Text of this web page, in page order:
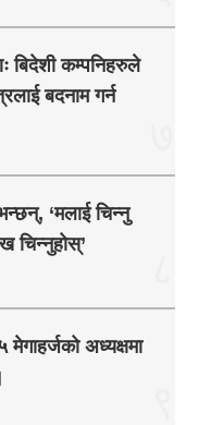
कम्पनिहरुले
बदनाम गर्न
‘मलाई चिन्नु
चिन्नुहोस्’
अध्यक्षमा